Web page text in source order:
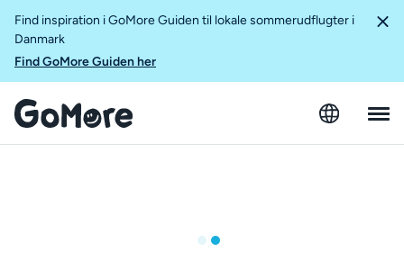
Find inspiration i GoMore Guiden til lokale sommerudflugter i
Danmark
Find GoMore Guiden her